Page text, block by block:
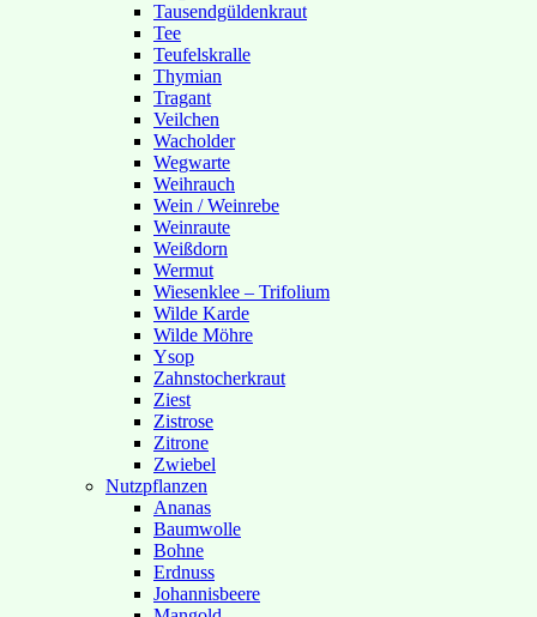
Tausendgüldenkraut
Tee
Teufelskralle
Thymian
Tragant
Veilchen
Wacholder
Wegwarte
Weihrauch
Wein / Weinrebe
Weinraute
Weißdorn
Wermut
Wiesenklee – Trifolium
Wilde Karde
Wilde Möhre
Ysop
Zahnstocherkraut
Ziest
Zistrose
Zitrone
Zwiebel
Nutzpflanzen
Ananas
Baumwolle
Bohne
Erdnuss
Johannisbeere